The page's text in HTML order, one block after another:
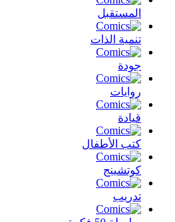
المستقبل
تنمية الذات
جودة
روايات
قيادة
كتب الأطفال
كوتشينج
تدريب